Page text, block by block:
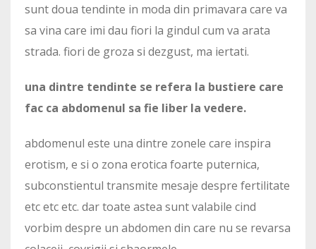
sunt doua tendinte in moda din primavara care va
sa vina care imi dau fiori la gindul cum va arata
strada. fiori de groza si dezgust, ma iertati.
una dintre tendinte se refera la bustiere care
fac ca abdomenul sa fie liber la vedere.
abdomenul este una dintre zonele care inspira
erotism, e si o zona erotica foarte puternica,
subconstientul transmite mesaje despre fertilitate
etc etc etc. dar toate astea sunt valabile cind
vorbim despre un abdomen din care nu se revarsa